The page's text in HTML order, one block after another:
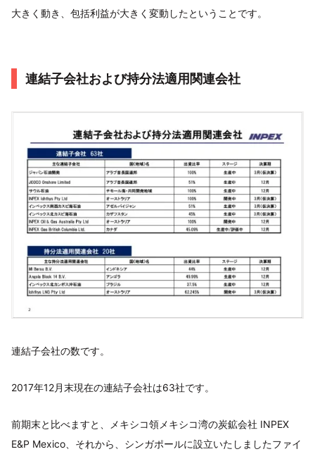
大きく動き、包括利益が大きく変動したということです。
連結子会社および持分法適用関連会社
連結子会社の数です。
2017年12月末現在の連結子会社は63社です。
前期末と比べますと、メキシコ領メキシコ湾の炭鉱会社 INPEX
E&P Mexico、それから、シンガポールに設立いたしましたファイ